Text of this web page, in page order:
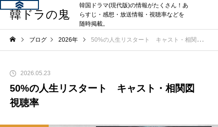
韓ドラの鬼
韓国ドラマ(現代版)の情報がたくさん！あ
らすじ・感想・放送情報・視聴率などを
随時掲載。
ブログ 2026年 50%の人生リスタート キャスト・相関図 視聴率
2026.05.23
50%の人生リスタート キャスト・相関図
視聴率